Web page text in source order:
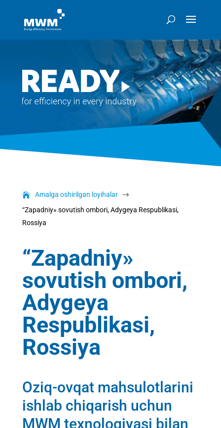
Amalga oshirilgan loyihalar $
“Zapadniy» sovutish ombori, Adygeya Respublikasi,
Rossiya
“Zapadniy»
sovutish ombori,
Adygeya
Respublikasi,
Rossiya
Oziq-ovqat mahsulotlarini
ishlab chiqarish uchun
MWM texnologiyasi bilan